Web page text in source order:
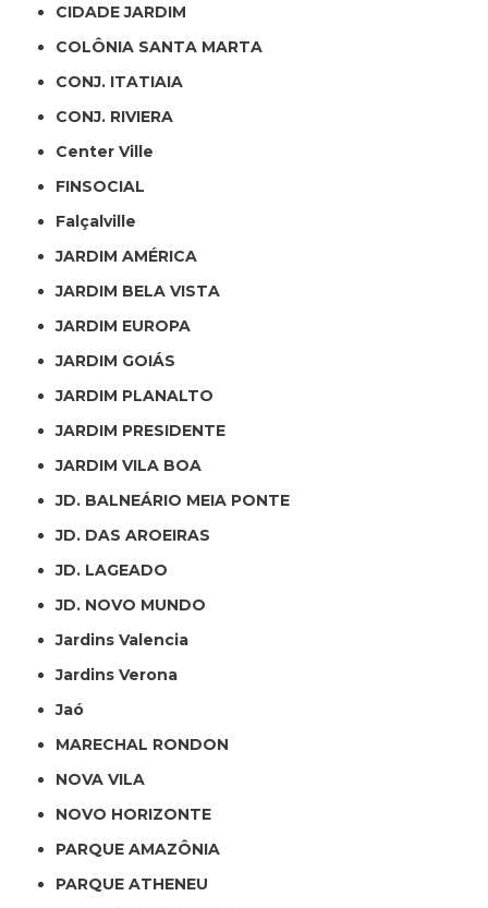
CIDADE JARDIM
COLÔNIA SANTA MARTA
CONJ. ITATIAIA
CONJ. RIVIERA
Center Ville
FINSOCIAL
Falçalville
JARDIM AMÉRICA
JARDIM BELA VISTA
JARDIM EUROPA
JARDIM GOIÁS
JARDIM PLANALTO
JARDIM PRESIDENTE
JARDIM VILA BOA
JD. BALNEÁRIO MEIA PONTE
JD. DAS AROEIRAS
JD. LAGEADO
JD. NOVO MUNDO
Jardins Valencia
Jardins Verona
Jaó
MARECHAL RONDON
NOVA VILA
NOVO HORIZONTE
PARQUE AMAZÔNIA
PARQUE ATHENEU